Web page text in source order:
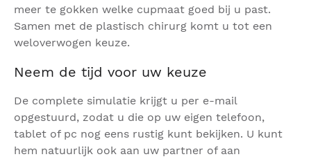
meer te gokken welke cupmaat goed bij u past.
Samen met de plastisch chirurg komt u tot een
weloverwogen keuze.
Neem de tijd voor uw keuze
De complete simulatie krijgt u per e-mail
opgestuurd, zodat u die op uw eigen telefoon,
tablet of pc nog eens rustig kunt bekijken. U kunt
hem natuurlijk ook aan uw partner of aan